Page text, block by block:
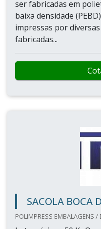
ser fabricadas em
baixa densidade
impressas por
fabricadas...
SACOLA BOCA
POLIMPRESS EMBALAGENS /